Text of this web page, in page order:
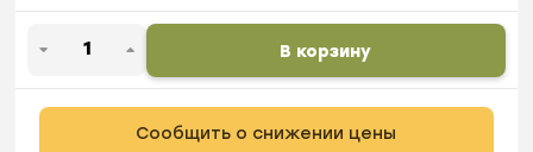
В корзину
Сообщить о снижении цены